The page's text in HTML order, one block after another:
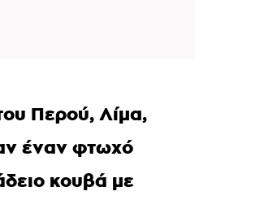
Περού, Λίμα,
έναν φτωχό
κουβά με